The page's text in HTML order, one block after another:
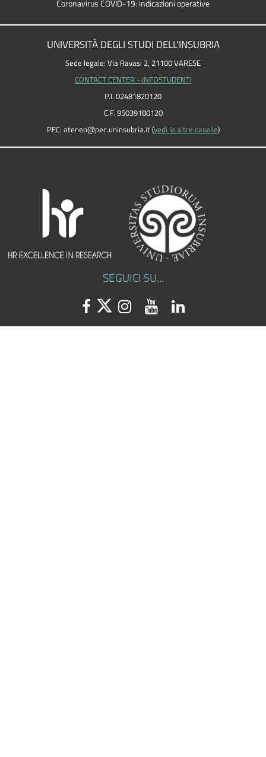
Coronavirus COVID-19: indicazioni operative
UNIVERSITÀ DEGLI STUDI DELL'INSUBRIA
Sede legale: Via Ravasi 2, 21100 VARESE
CONTACT CENTER - INFOSTUDENTI
P.I. 02481820120
C.F. 95039180120
PEC: ateneo@pec.uninsubria.it (vedi le altre caselle)
SEGUICI SU...
Facebook
TwitterInstagram
YoutubeLinkedin